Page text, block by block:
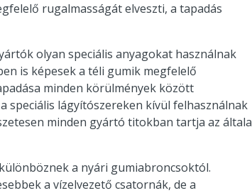
rugalmasságát elveszti, a tapadás
olyan speciális anyagokat használnak
is képesek a téli gumik megfelelő
minden körülmények között
speciális lágyítószereken kívül felhasználnak
minden gyártó titokban tartja az általa
a nyári gumiabroncsoktól.
a vízelvezető csatornák, de a